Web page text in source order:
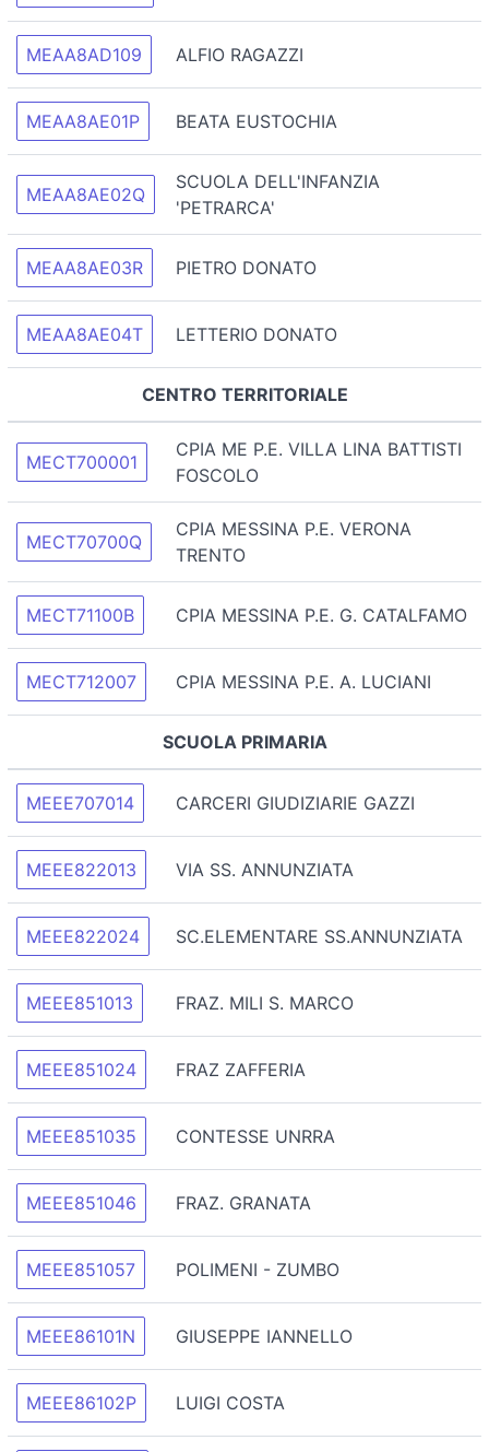
MEAA8AD109 ALFIO RAGAZZI
MEAA8AE01P BEATA EUSTOCHIA
MEAA8AE02Q
SCUOLA DELL'INFANZIA
'PETRARCA'
MEAA8AE03R PIETRO DONATO
MEAA8AE04T LETTERIO DONATO
CENTRO TERRITORIALE
MECT700001
CPIA ME P.E. VILLA LINA BATTISTI
FOSCOLO
MECT70700Q
CPIA MESSINA P.E. VERONA
TRENTO
MECT71100B CPIA MESSINA P.E. G. CATALFAMO
MECT712007 CPIA MESSINA P.E. A. LUCIANI
SCUOLA PRIMARIA
MEEE707014 CARCERI GIUDIZIARIE GAZZI
MEEE822013 VIA SS. ANNUNZIATA
MEEE822024 SC.ELEMENTARE SS.ANNUNZIATA
MEEE851013 FRAZ. MILI S. MARCO
MEEE851024 FRAZ ZAFFERIA
MEEE851035 CONTESSE UNRRA
MEEE851046 FRAZ. GRANATA
MEEE851057 POLIMENI - ZUMBO
MEEE86101N GIUSEPPE IANNELLO
MEEE86102P LUIGI COSTA